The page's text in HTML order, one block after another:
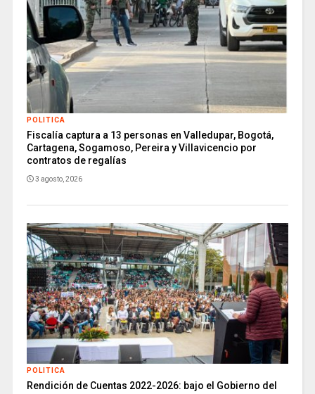
POLITICA
Fiscalía captura a 13 personas en Valledupar, Bogotá,
Cartagena, Sogamoso, Pereira y Villavicencio por
contratos de regalías
3 agosto, 2026
POLITICA
Rendición de Cuentas 2022-2026: bajo el Gobierno del